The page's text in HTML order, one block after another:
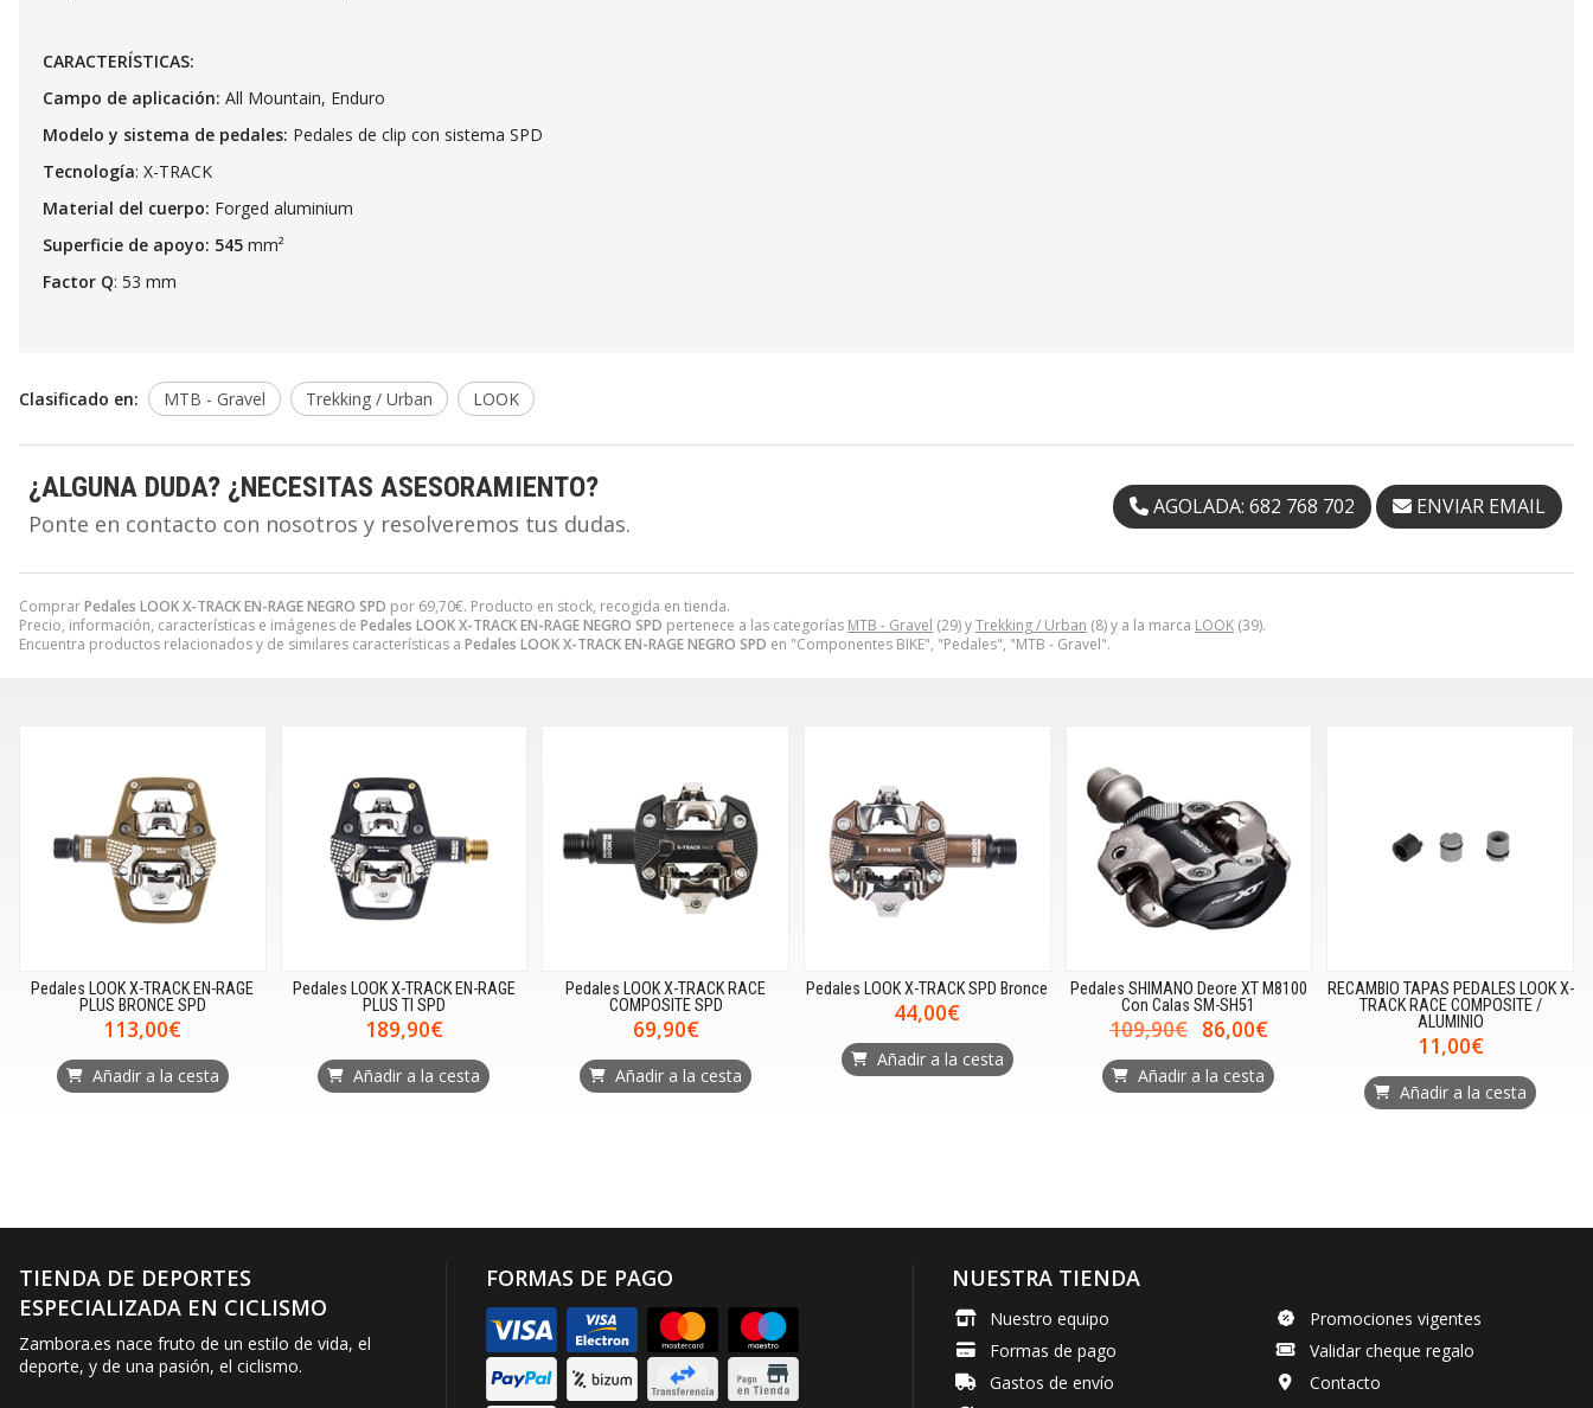
ComprarPedales LOOK X-TRACK EN-RAGE NEGRO SPD por 69,70€. Producto en stock, recogida en tienda.
Precio, información, características e imágenes de Pedales LOOK X-TRACK EN-RAGE NEGRO SPD pertenece a las categorías MTB - Gravel (29) yTrekking / Urban (8) y a la marca LOOK (39).
Encuentra productos relacionados y de similares características a Pedales LOOK X-TRACK EN-RAGE NEGRO SPD en "Componentes BIKE", "Pedales", "MTB - Gravel".
CARACTERÍSTICAS:
Campo de aplicación: All Mountain, Enduro
Modelo y sistema de pedales: Pedales de clip con sistema SPD
Tecnología: X-TRACK
Material del cuerpo: Forged aluminium
Superficie de apoyo: 545 mm²
Factor Q: 53 mm
Clasificado en: MTB - Gravel Trekking / Urban LOOK
¿ALGUNA DUDA? ¿NECESITAS ASESORAMIENTO?
Ponte en contacto con nosotros y resolveremos tus dudas.
AGOLADA: 682 768 702 ENVIAR EMAIL
Pedales LOOK X-TRACK EN-RAGE
PLUS BRONCE SPD
113,00€
Añadir a la cesta
Pedales LOOK X-TRACK EN-RAGE
PLUS TI SPD
189,90€
Añadir a la cesta
Pedales LOOK X-TRACK RACE
COMPOSITE SPD
69,90€
Añadir a la cesta
Pedales LOOK X-TRACK SPD Bronce
44,00€
Añadir a la cesta
Pedales SHIMANO Deore XT M8100
Con Calas SM-SH51
109,90€ 86,00€
Añadir a la cesta
RECAMBIO TAPAS PEDALES LOOK X-
TRACK RACE COMPOSITE /
ALUMINIO
11,00€
Añadir a la cesta
TIENDA DE DEPORTES
ESPECIALIZADA EN CICLISMO
Zambora.es nace fruto de un estilo de vida, el
deporte, y de una pasión, el ciclismo.
FORMAS DE PAGO NUESTRA TIENDA
Nuestro equipo
Formas de pago
Gastos de envío
Promociones vigentes
Validar cheque regalo
Contacto